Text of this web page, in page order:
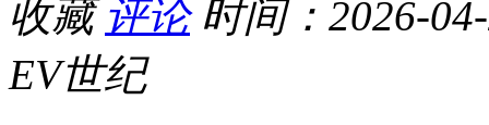
收藏 评论 时间：2026-
EV世纪